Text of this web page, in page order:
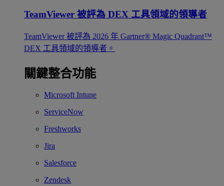
TeamViewer 被評為 DEX 工具領域的領導者
TeamViewer 被評為 2026 年 Gartner® Magic Quadrant™
DEX 工具領域的領導者。
關鍵整合功能
Microsoft Intune
ServiceNow
Freshworks
Jira
Salesforce
Zendesk